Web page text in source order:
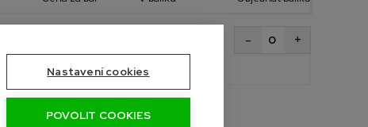
+
-
Celkem bal 0,0 bal
Nastavení cookies
POVOLIT COOKIES